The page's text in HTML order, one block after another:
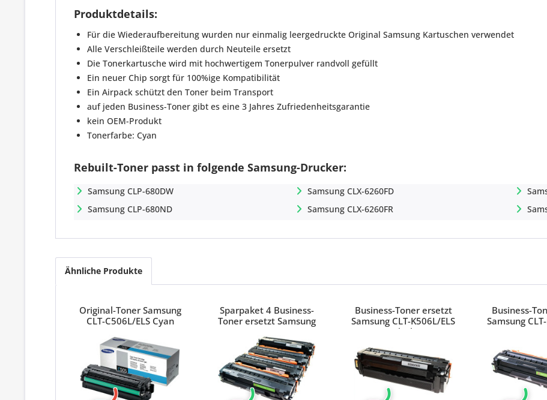
Produktdetails:
Für die Wiederaufbereitung wurden nur einmalig leergedruckte Original Samsung Kartuschen verwendet
Alle Verschleißteile werden durch Neuteile ersetzt
Die Tonerkartusche wird mit hochwertigem Tonerpulver randvoll gefüllt
Ein neuer Chip sorgt für 100%ige Kompatibilität
Ein Airpack schützt den Toner beim Transport
auf jeden Business-Toner gibt es eine 3 Jahres Zufriedenheitsgarantie
kein OEM-Produkt
Tonerfarbe: Cyan
Rebuilt-Toner passt in folgende Samsung-Drucker:
Samsung CLP-680DW
Samsung CLP-680ND
Samsung CLX-6260FD
Samsung CLX-6260FR
Ähnliche Produkte
Original-Toner Samsung
CLT-C506L/ELS Cyan
Sparpaket 4 Business-
Toner ersetzt Samsung
Business-Toner ersetzt
Samsung CLT-K506L/ELS
Black
Business-
Samsung